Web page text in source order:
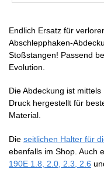
Endlich Ersatz für
Abschlepphaken-
Stoßstangen! Passend
Evolution.
Die Abdeckung ist
Druck hergestellt für
Material.
Die seitlichen Halter für
ebenfalls im Shop. Auch
190E 1.8, 2.0, 2.3, 2.6